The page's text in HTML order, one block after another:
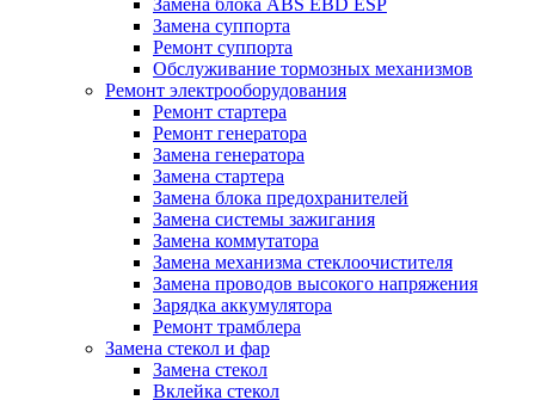
Замена блока ABS EBD ESP
Замена суппорта
Ремонт суппорта
Обслуживание тормозных механизмов
Ремонт электрооборудования
Ремонт стартера
Ремонт генератора
Замена генератора
Замена стартера
Замена блока предохранителей
Замена системы зажигания
Замена коммутатора
Замена механизма стеклоочистителя
Замена проводов высокого напряжения
Зарядка аккумулятора
Ремонт трамблера
Замена стекол и фар
Замена стекол
Вклейка стекол